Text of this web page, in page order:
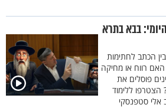
בבא בתרא
הכתב לחתימות
רווח או מחיקה
פוסלים את
הצטרפו ללימוד
אלי סטפנסקי